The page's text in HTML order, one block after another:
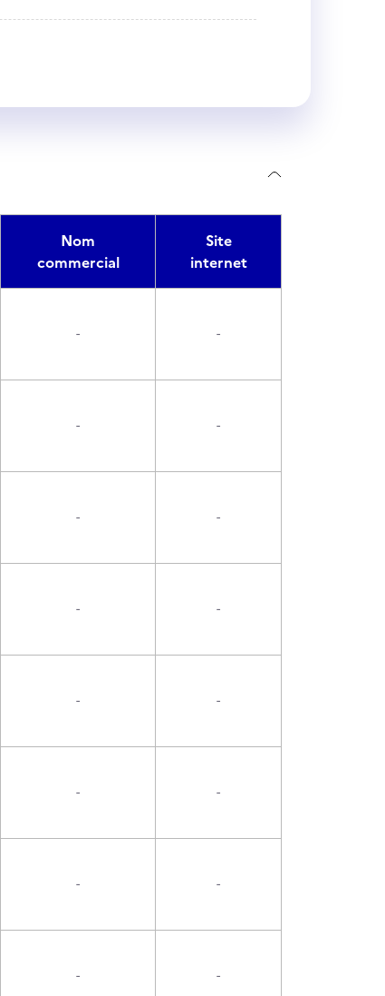
Nom
commercial
Site
internet
- -
- -
- -
- -
- -
- -
- -
- -